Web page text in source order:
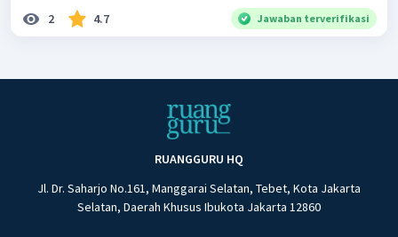
2 4.7 Jawaban terverifikasi
RUANGGURU HQ
Jl. Dr. Saharjo No.161, Manggarai Selatan, Tebet, Kota Jakarta
Selatan, Daerah Khusus Ibukota Jakarta 12860